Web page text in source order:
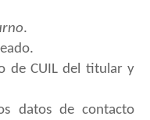
.
CUIL del titular y
de contacto